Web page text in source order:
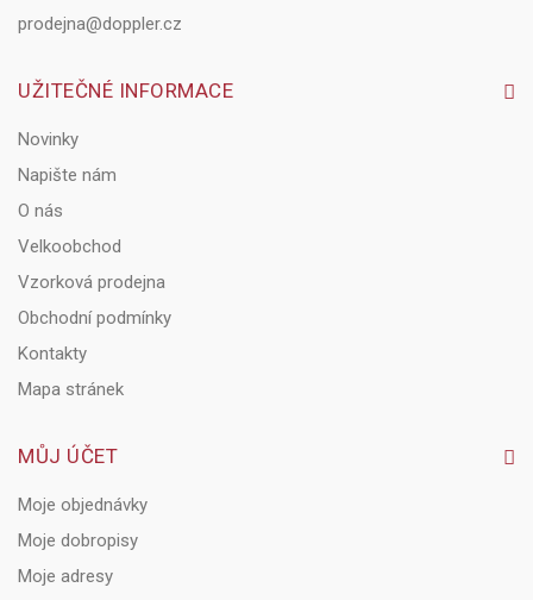
prodejna@doppler.cz
UŽITEČNÉ INFORMACE
Novinky
Napište nám
O nás
Velkoobchod
Vzorková prodejna
Obchodní podmínky
Kontakty
Mapa stránek
MŮJ ÚČET
Moje objednávky
Moje dobropisy
Moje adresy